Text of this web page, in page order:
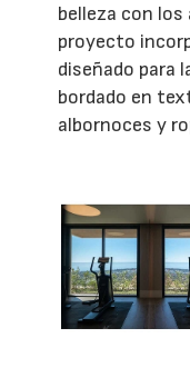
belleza con los
proyecto
diseñado para
bordado en
albornoces y